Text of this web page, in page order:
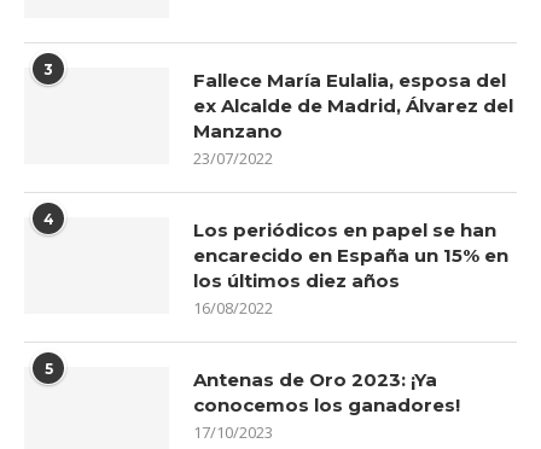
3
Fallece María Eulalia, esposa del
ex Alcalde de Madrid, Álvarez del
Manzano
23/07/2022
4
Los periódicos en papel se han
encarecido en España un 15% en
los últimos diez años
16/08/2022
5
Antenas de Oro 2023: ¡Ya
conocemos los ganadores!
17/10/2023